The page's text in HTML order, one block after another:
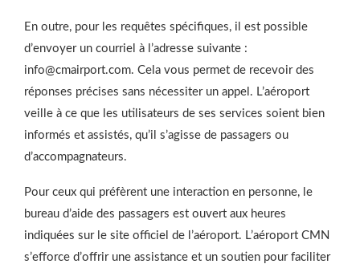
En outre, pour les requêtes spécifiques, il est possible
d’envoyer un courriel à l’adresse suivante :
info@cmairport.com. Cela vous permet de recevoir des
réponses précises sans nécessiter un appel. L’aéroport
veille à ce que les utilisateurs de ses services soient bien
informés et assistés, qu’il s’agisse de passagers ou
d’accompagnateurs.
Pour ceux qui préfèrent une interaction en personne, le
bureau d’aide des passagers est ouvert aux heures
indiquées sur le site officiel de l’aéroport. L’aéroport CMN
s’efforce d’offrir une assistance et un soutien pour faciliter